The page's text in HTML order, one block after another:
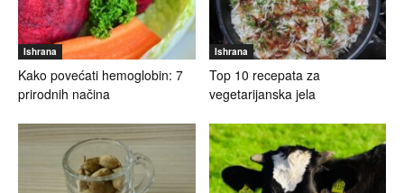
Ishrana
Kako povećati hemoglobin: 7
prirodnih načina
Ishrana
Top 10 recepata za
vegetarijanska jela